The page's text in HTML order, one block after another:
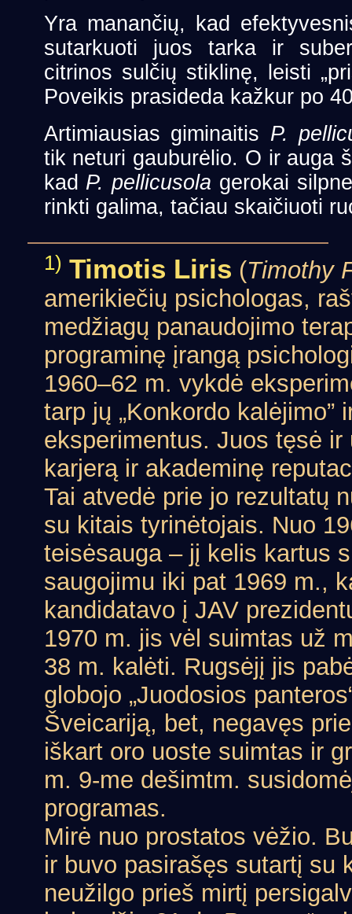
Yra manančių, kad
sutarkuoti juos tarka ir
citrinos sulčių stiklinę, leisti
Poveikis prasideda kažkur po
Artimiausias giminaitis P.
tik neturi gauburėlio. O ir auga
kad P. pellicusola gerokai
rinkti galima, tačiau skaičiuoti
1) Timotis Liris (Timothy
amerikiečių psichologas,
medžiagų panaudojimo
programinę įrangą
1960–62 m. vykdė
tarp jų „Konkordo kalėjimo”
eksperimentus. Juos tęsė
karjerą ir akademinę
Tai atvedė prie jo rezultatų
su kitais tyrinėtojais. Nuo
teisėsauga – jį kelis kartus
saugojimu iki pat 1969 m.,
kandidatavo į JAV
1970 m. jis vėl suimtas už
38 m. kalėti. Rugsėjį jis
globojo „Juodosios
Šveicariją, bet, negavęs
iškart oro uoste suimtas ir
m. 9-me dešimtm.
programas.
Mirė nuo prostatos vėžio.
ir buvo pasirašęs sutartį su
neužilgo prieš mirtį